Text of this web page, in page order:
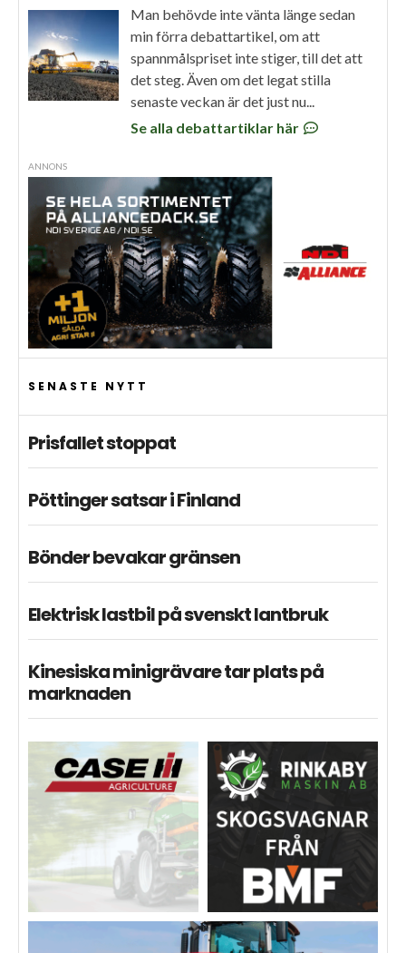
Man behövde inte vänta länge sedan
min förra debattartikel, om att
spannmålspriset inte stiger, till det att
det steg. Även om det legat stilla
senaste veckan är det just nu...
Se alla debattartiklar här
ANNONS
SENASTE NYTT
Prisfallet stoppat
Pöttinger satsar i Finland
Bönder bevakar gränsen
Elektrisk lastbil på svenskt lantbruk
Kinesiska minigrävare tar plats på
marknaden